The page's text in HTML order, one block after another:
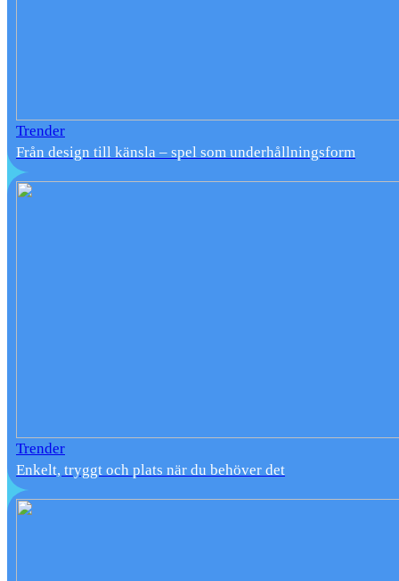
Trender
Från design till känsla – spel som underhållningsform
Trender
Enkelt, tryggt och plats när du behöver det